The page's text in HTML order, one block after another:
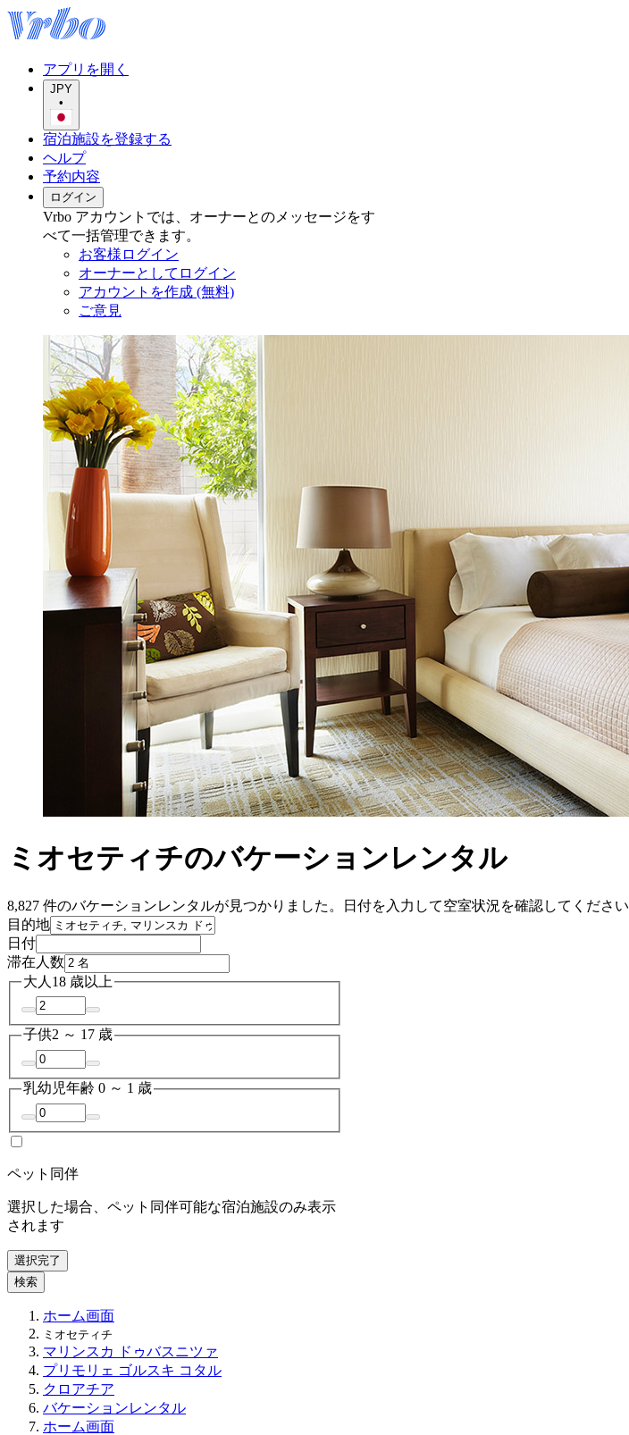
アプリを開く
JPY
•
宿泊施設を登録する
ヘルプ
予約内容
ログイン
Vrbo アカウントでは、オーナーとのメッセージをす
べて一括管理できます。
お客様ログイン
オーナーとしてログイン
アカウントを作成 (無料)
ご意見
ミオセティチのバケーションレンタル
8,827 件のバケーションレンタルが見つかりました。日付を入力して空室状況を確認してください
目的地
日付
滞在人数
大人 18 歳以上
子供2 ～ 17 歳
乳幼児年齢 0 ～ 1 歳
ペット同伴
選択した場合、ペット同伴可能な宿泊施設のみ表示
されます
選択完了
検索
ホーム画面
ミオセティチ
マリンスカ ドゥバスニツァ
プリモリェ ゴルスキ コタル
クロアチア
バケーションレンタル
ホーム画面